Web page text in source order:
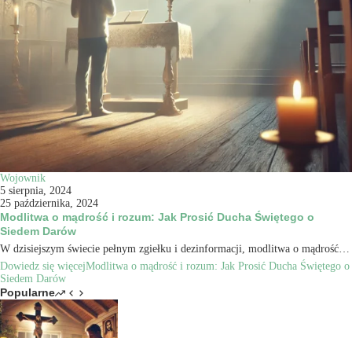
Wojownik
5 sierpnia, 2024
25 października, 2024
Modlitwa o mądrość i rozum: Jak Prosić Ducha Świętego o
Siedem Darów
W dzisiejszym świecie pełnym zgiełku i dezinformacji, modlitwa o mądrość…
Dowiedz się więcejModlitwa o mądrość i rozum: Jak Prosić Ducha Świętego o
Siedem Darów
Popularne